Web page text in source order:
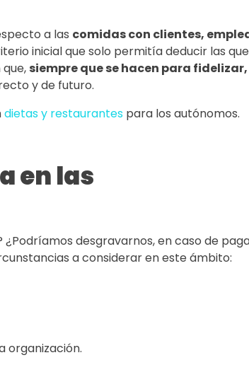
a las comidas con clientes,
inicial que solo permitía deducir las que
siempre que se hacen para fidelizar,
y de futuro.
dietas y restaurantespara los autónomos.
en las
desgravarnos, en caso de
a considerar en este ámbito:
organización.